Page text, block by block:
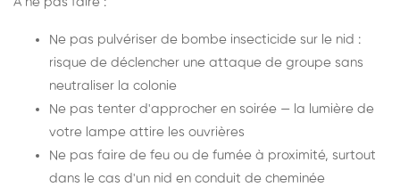
Ne pas pulvériser de bombe insecticide sur le nid :
risque de déclencher une attaque de groupe sans
neutraliser la colonie
Ne pas tenter d'approcher en soirée — la lumière de
votre lampe attire les ouvrières
Ne pas faire de feu ou de fumée à proximité, surtout
dans le cas d'un nid en conduit de cheminée